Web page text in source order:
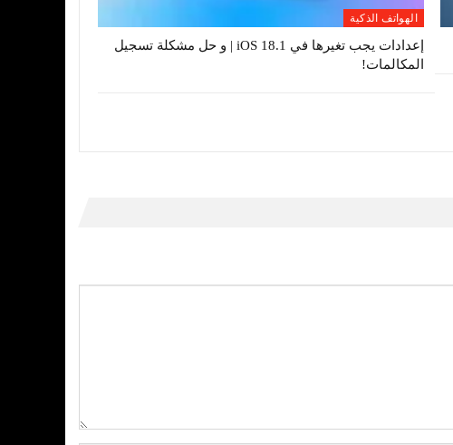
الهواتف الذكية
إعدادات يجب تغيرها في iOS 18.1 | و حل مشكلة تسجيل
المكالمات!